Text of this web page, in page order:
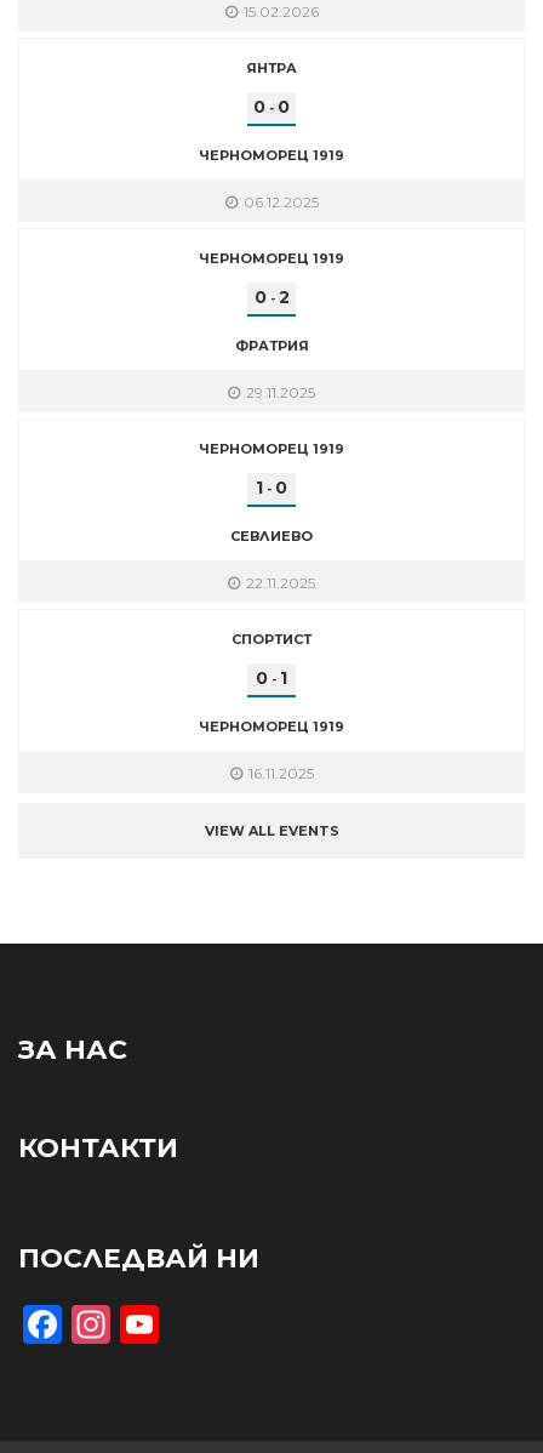
15.02.2026
ЯНТРА
0 - 0
ЧЕРНОМОРЕЦ 1919
06.12.2025
ЧЕРНОМОРЕЦ 1919
0- 2
ФРАТРИЯ
29.11.2025
ЧЕРНОМОРЕЦ 1919
1 - 0
СЕВЛИЕВО
22.11.2025
СПОРТИСТ
0 - 1
ЧЕРНОМОРЕЦ 1919
16.11.2025
VIEW ALL EVENTS
ЗА НАС
КОНТАКТИ
ПОСЛЕДВАЙ НИ
Facebook
Instagram